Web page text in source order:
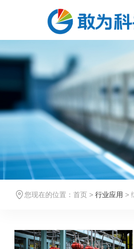
您现在的位置： 首页> 行业应用 >